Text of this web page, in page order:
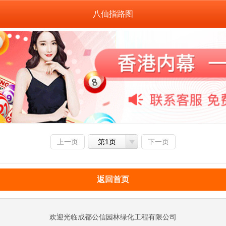
八仙指路图
上一页 第1页 下一页
返回首页
欢迎光临成都公信园林绿化工程有限公司